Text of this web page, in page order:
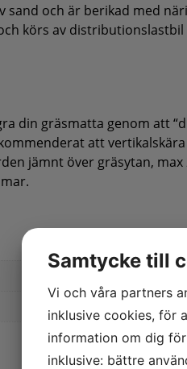
sand och är berikad med
körs av
din gräsmatta genom att
att
jämnt över gräsytan,
Samtycke till
Vi och våra partners
inklusive cookies, för
information om dig
inklusive: bättre